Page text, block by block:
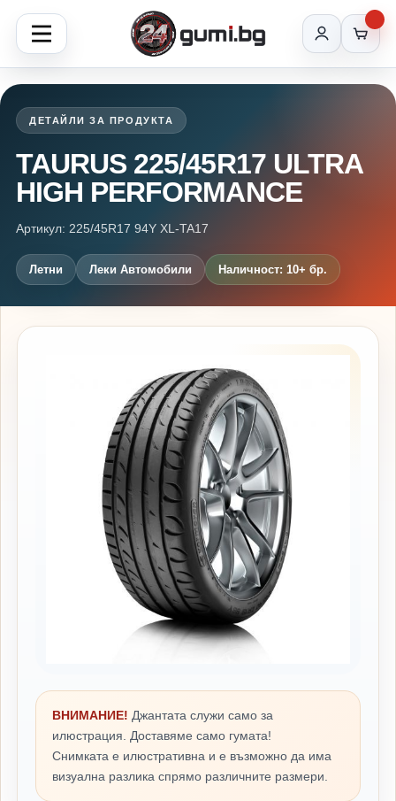
ДЕТАЙЛИ ЗА ПРОДУКТА
TAURUS 225/45R17 ULTRA
HIGH PERFORMANCE
Артикул: 225/45R17 94Y XL-TA17
Летни Леки Автомобили Наличност: 10+ бр.
ВНИМАНИЕ! Джантата служи само за
илюстрация. Доставяме само гумата!
Снимката е илюстративна и е възможно да има
визуална разлика спрямо различните размери.